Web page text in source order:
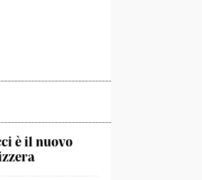
è il nuovo